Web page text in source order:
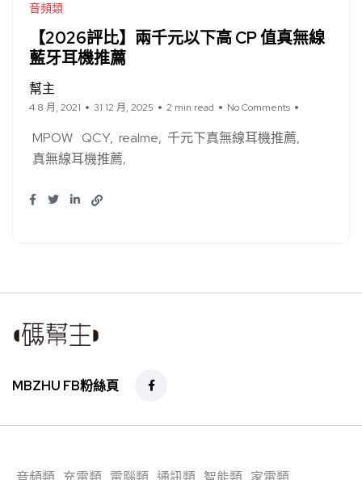
音頻類
【2026評比】兩千元以下高 CP 值真無線
藍牙耳機推薦
幫主
4 8 月, 2021 31 12 月, 2025 2 min read No Comments
MPOW QCY realme 千元下真無線耳機推薦
真無線耳機推薦
MBZHU FB粉絲頁